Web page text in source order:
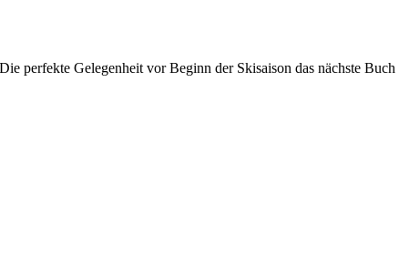
perfekte Gelegenheit vor Beginn der Skisaison das nächste Buch